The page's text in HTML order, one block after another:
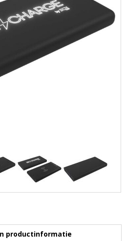
productinformatie